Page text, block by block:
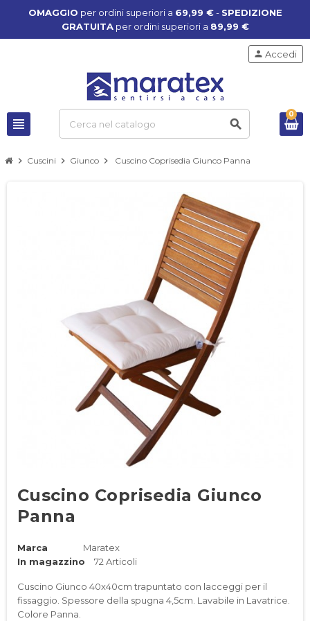
OMAGGIO per ordini superiori a 69,99 €- SPEDIZIONE
GRATUITAper ordini superiori a 89,99 €
view_headline search
person Accedi
0
chevron_right Cuscini chevron_right Giunco chevron_right Cuscino Coprisedia Giunco Panna
Cuscino Coprisedia Giunco
Panna
Marca
Maratex
In magazzino
72 Articoli
Cuscino Giunco 40x40cm trapuntato con lacceggi per il
fissaggio. Spessore della spugna 4,5cm. Lavabile in Lavatrice.
Colore Panna.